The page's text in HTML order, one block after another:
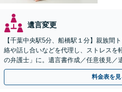
遺言変更
【千葉中央駅5分、船橋駅１分】親族間
絡や話し合いなどを代理し、ストレスを
の弁護士」に。遺言書作成／任意後見／
気軽にご相談ください！【初回来所相談
料金表を見